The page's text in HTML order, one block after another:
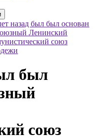
назад был был основан
Ленинский
союз
был
союз